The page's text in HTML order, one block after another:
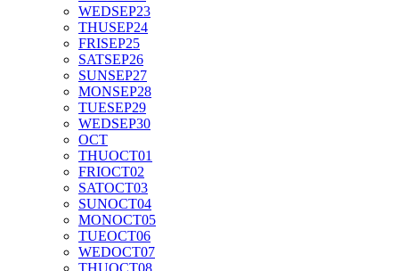
WEDSEP23
THUSEP24
FRISEP25
SATSEP26
SUNSEP27
MONSEP28
TUESEP29
WEDSEP30
OCT
THUOCT01
FRIOCT02
SATOCT03
SUNOCT04
MONOCT05
TUEOCT06
WEDOCT07
THUOCT08